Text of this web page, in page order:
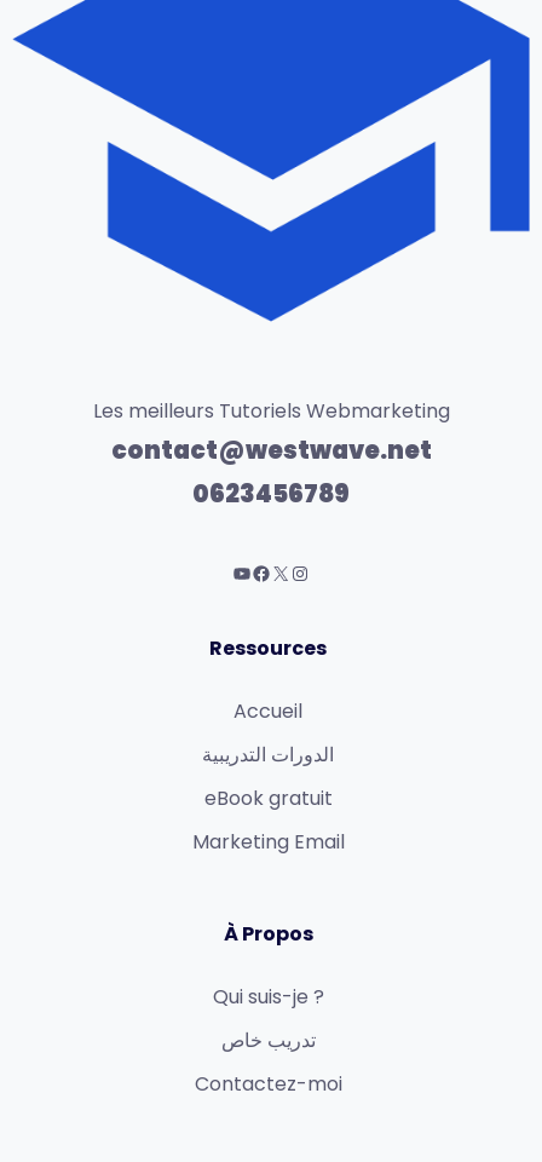
Les meilleurs Tutoriels Webmarketing
contact@westwave.net
0623456789
Ressources
Accueil
الدورات التدريبية
eBook gratuit
Marketing Email
À Propos
Qui suis-je ?
تدريب خاص
Contactez-moi